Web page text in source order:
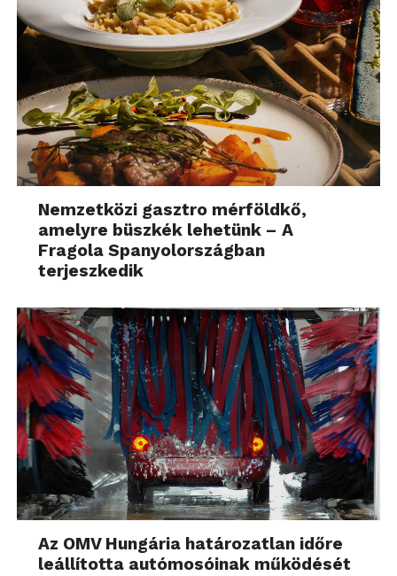
Nemzetközi gasztro mérföldkő,
amelyre büszkék lehetünk – A
Fragola Spanyolországban
terjeszkedik
Az OMV Hungária határozatlan időre
leállította autómosóinak működését